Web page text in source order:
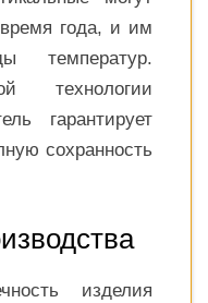
года, и им
температур.
технологии
гарантирует
сохранность
изделия